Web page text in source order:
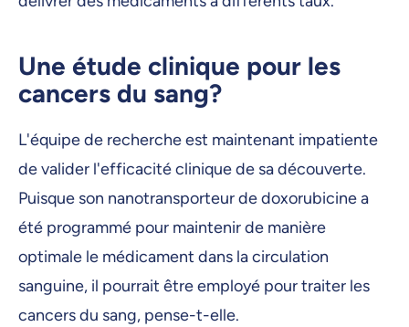
Une étude clinique pour les
cancers du sang?
L'équipe de recherche est maintenant impatiente
de valider l'efficacité clinique de sa découverte.
Puisque son nanotransporteur de doxorubicine a
été programmé pour maintenir de manière
optimale le médicament dans la circulation
sanguine, il pourrait être employé pour traiter les
cancers du sang, pense-t-elle.